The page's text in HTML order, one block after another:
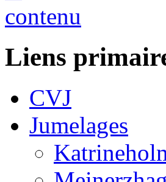
Liens
CVJ
Jumelages